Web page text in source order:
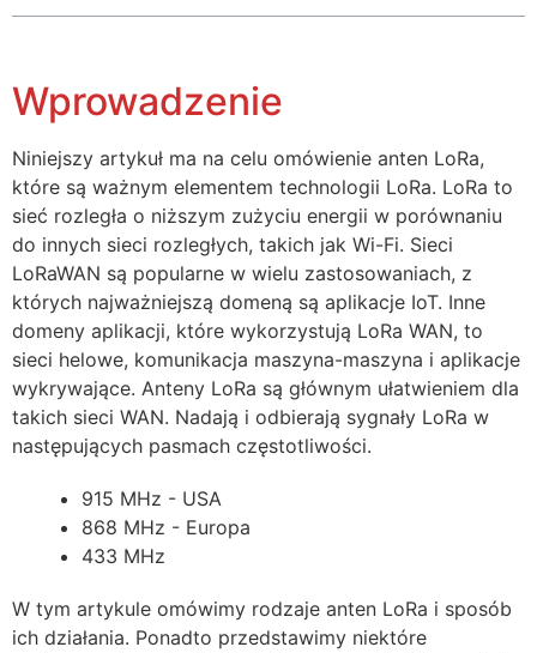
Wprowadzenie
Niniejszy artykuł ma na celu omówienie anten LoRa,
które są ważnym elementem technologii LoRa. LoRa to
sieć rozległa o niższym zużyciu energii w porównaniu
do innych sieci rozległych, takich jak Wi-Fi. Sieci
LoRaWAN są popularne w wielu zastosowaniach, z
których najważniejszą domeną są aplikacje IoT. Inne
domeny aplikacji, które wykorzystują LoRa WAN, to
sieci helowe, komunikacja maszyna-maszyna i aplikacje
wykrywające. Anteny LoRa są głównym ułatwieniem dla
takich sieci WAN. Nadają i odbierają sygnały LoRa w
następujących pasmach częstotliwości.
915 MHz - USA
868 MHz - Europa
433 MHz
W tym artykule omówimy rodzaje anten LoRa i sposób
ich działania. Ponadto przedstawimy niektóre